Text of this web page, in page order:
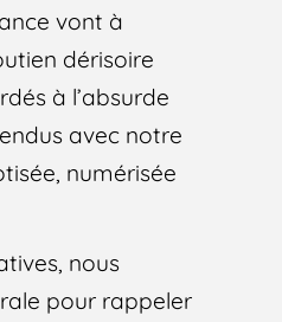
vont à
dérisoire
à l’absurde
avec notre
numérisée
nous
pour rappeler